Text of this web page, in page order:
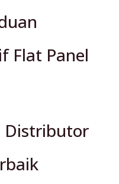
Flat Panel
Distributor